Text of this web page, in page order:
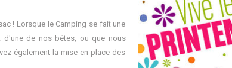
! Lorsque le Camping se fait une
d'une de nos bêtes, ou que nous
également la mise en place des